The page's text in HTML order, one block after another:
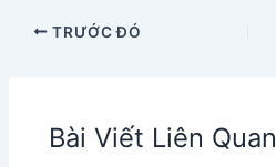
TRƯỚC ĐÓ
Bài Viết Liên Quan